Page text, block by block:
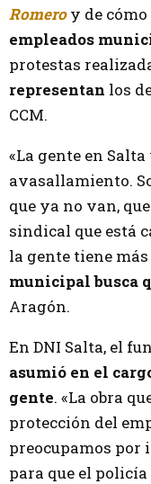
Romeroy de
empleados
protestas
representan los
CCM.
«La gente en
avasallamiento.
que ya no van,
sindical que está
la gente tiene
municipal busca
Aragón.
En DNI Salta, el
asumió en el
gente. «La obra
protección del
preocupamos
para que el